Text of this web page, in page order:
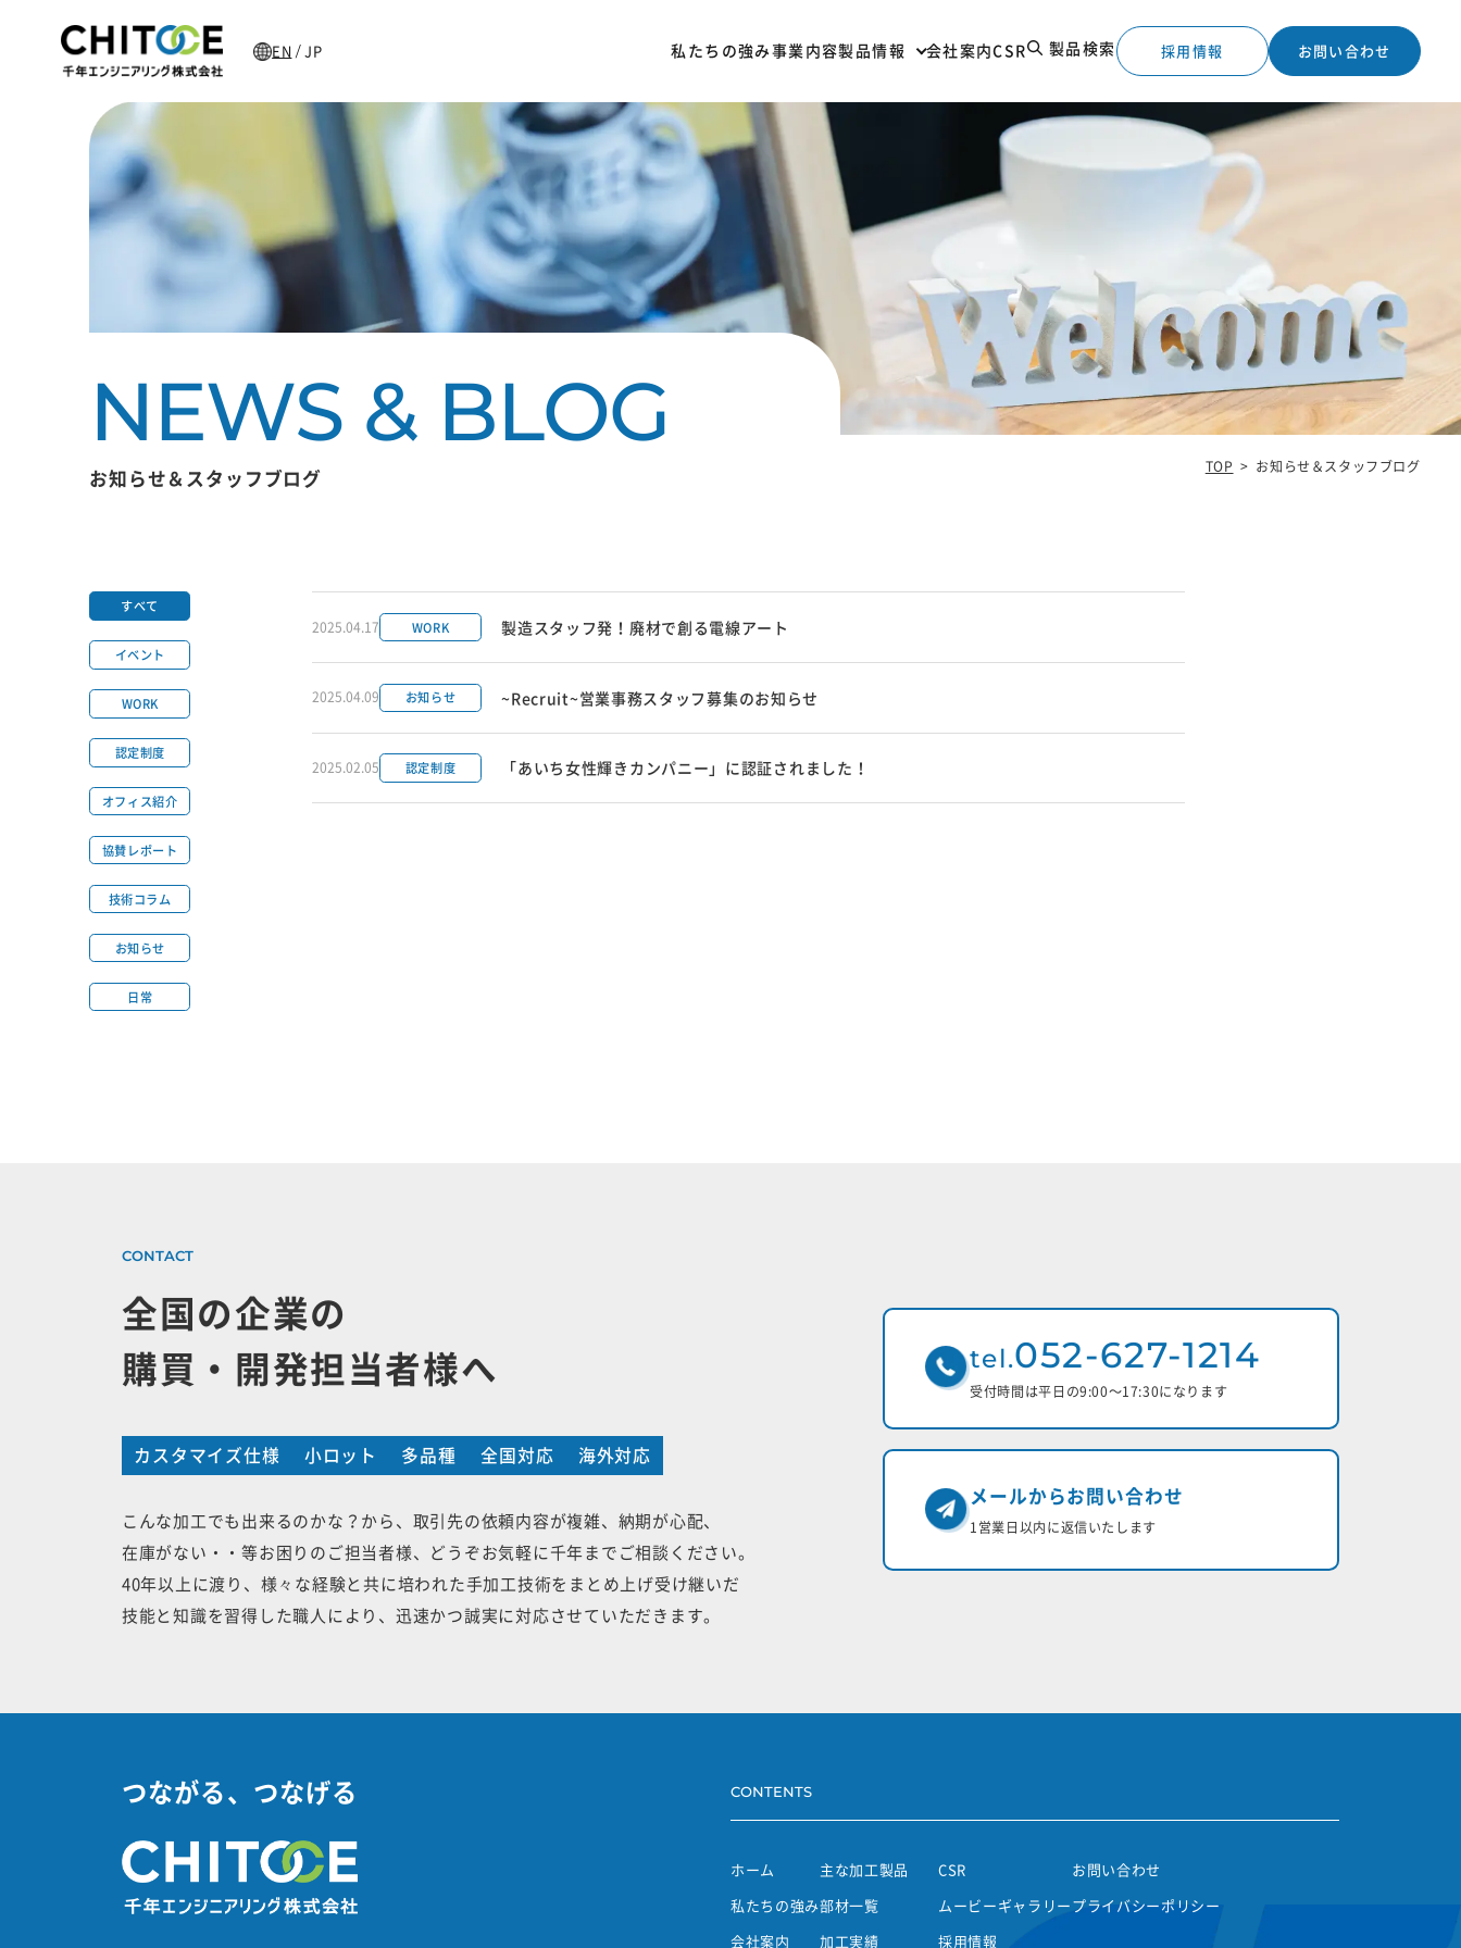
EN / JP 私たちの強み事業内容製品情報
主な加工製品 部材一覧 加工実績
会社案内CSR 製品検索 採用情報 お問い合わせ
TOP > お知らせ＆スタッフブログ
お知らせ＆スタッフブログ
すべて
イベント
WORK
認定制度
オフィス紹介
協賛レポート
技術コラム
お知らせ
日常
2025.04.17 WORK 製造スタッフ発！廃材で創る電線アート
2025.04.09 お知らせ ~Recruit~営業事務スタッフ募集のお知らせ
2025.02.05 認定制度 「あいち女性輝きカンパニー」に認証されました！
全国の企業の
購買・開発担当者様へ
カスタマイズ仕様 小ロット 多品種 全国対応 海外対応
こんな加工でも出来るのかな？から、取引先の依頼内容が複雑、納期が心配、
在庫がない・・等お困りのご担当者様、どうぞお気軽に千年までご相談ください。
40年以上に渡り、様々な経験と共に培われた手加工技術をまとめ上げ受け継いだ
技能と知識を習得した職人により、迅速かつ誠実に対応させていただきます。
tel.052-627-1214
受付時間は平日の9:00〜17:30になります
メールからお問い合わせ
1営業日以内に返信いたします
つながる、つなげる CONTENTS
ホーム
私たちの強み
会社案内
主な加工製品
部材一覧
加工実績
CSR
ムービーギャラリー
採用情報
お問い合わせ
プライバシーポリシー